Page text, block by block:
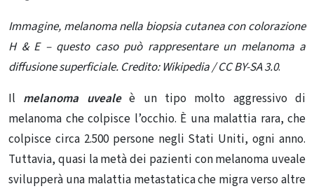
Immagine, melanoma nella biopsia cutanea con colorazione
H & E – questo caso può rappresentare un melanoma a
diffusione superficiale. Credito: Wikipedia / CC BY-SA 3.0.
Il melanoma uvealeè un tipo molto aggressivo di
melanoma che colpisce l’occhio. È una malattia rara, che
colpisce circa 2.500 persone negli Stati Uniti, ogni anno.
Tuttavia, quasi la metà dei pazienti con melanoma uveale
svilupperà una malattia metastatica che migra verso altre